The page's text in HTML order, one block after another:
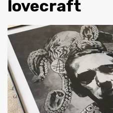
lovecraft